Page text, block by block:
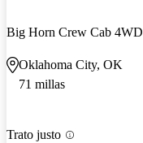
Big Horn Crew Cab 4WD
Oklahoma City, OK
71 millas
Trato justo